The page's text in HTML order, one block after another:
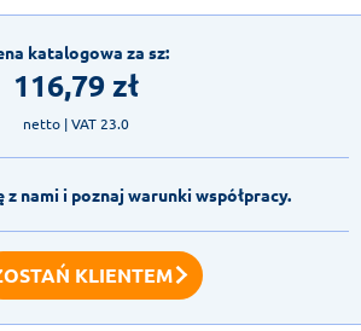
katalogowa za sz:
116,79zł
netto | VAT 23.0
nami i poznaj warunki współpracy.
KLIENTEM